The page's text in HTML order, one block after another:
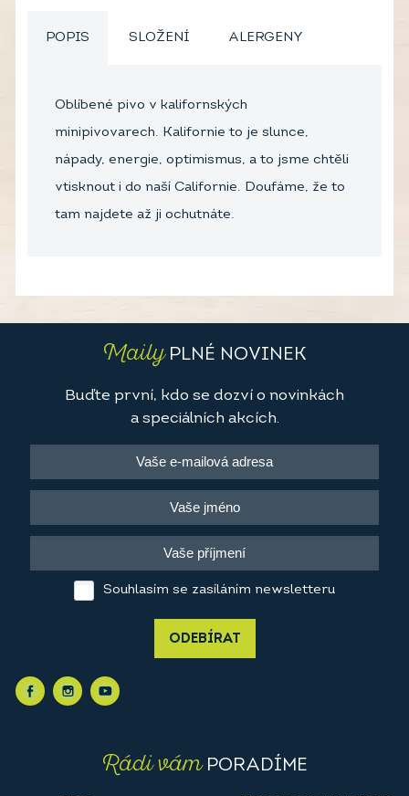
POPIS SLOŽENÍ ALERGENY
Oblíbené pivo v kalifornských
minipivovarech. Kalifornie to je slunce,
nápady, energie, optimismus, a to jsme chtěli
vtisknout i do naší Californie. Doufáme, že to
tam najdete až ji ochutnáte.
MailyPLNÉ NOVINEK
Buďte první, kdo se dozví o novinkách
a speciálních akcích.
Souhlasím se zasíláním newsletteru
ODEBÍRAT
Rádi vámPORADÍME